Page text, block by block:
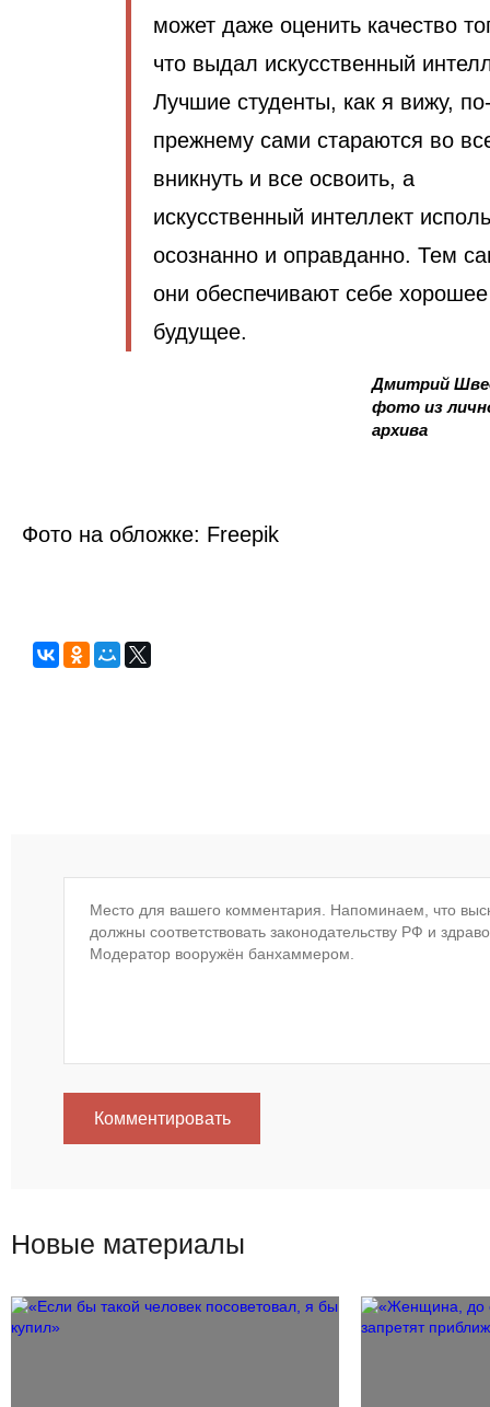
может даже оценить качество
что выдал искусственный
Лучшие студенты, как я вижу,
прежнему сами стараются во
вникнуть и все освоить, а
искусственный интеллект
осознанно и оправданно. Тем
они обеспечивают себе хорошее
будущее.
Дмитрий
фото из
архива
Фото на обложке: Freepik
Комментировать
Новые материалы